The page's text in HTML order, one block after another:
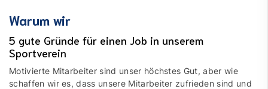
Warum wir
5 gute Gründe für einen Job in unserem
Sportverein
Motivierte Mitarbeiter sind unser höchstes Gut, aber wie
schaf­fen wir es, dass un­se­re Mit­ar­bei­ter zu­frie­den sind und